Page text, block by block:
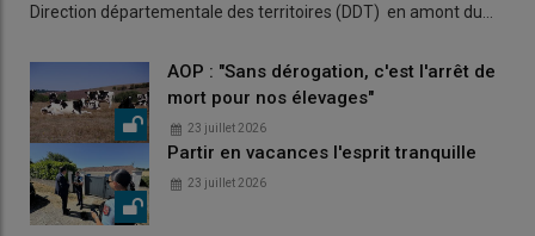
Direction départementale des territoires (DDT) en amont du…
AOP : "Sans dérogation, c'est l'arrêt de
mort pour nos élevages"
23 juillet 2026
Partir en vacances l'esprit tranquille
23 juillet 2026